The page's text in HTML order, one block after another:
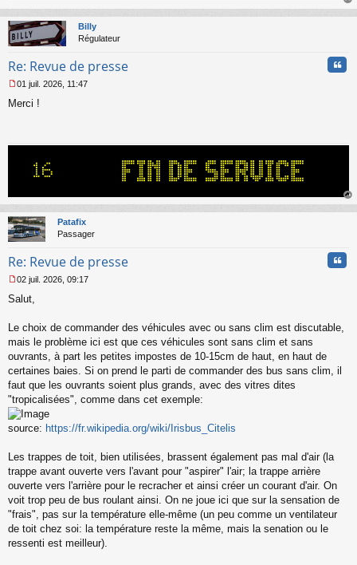
au
Billy
Régulateur
Re: Revue de presse
e
n
l
u
01 juil. 2026, 11:47
Merci !
au
Patafix
Passager
Re: Revue de presse
e
s
g
e
n
o
n
l
u
02 juil. 2026, 09:17
Salut,
Le choix de commander des véhicules avec ou sans clim est discutable,
mais le problème ici est que ces véhicules sont sans clim et sans
ouvrants, à part les petites impostes de 10-15cm de haut, en haut de
certaines baies. Si on prend le parti de commander des bus sans clim, il
faut que les ouvrants soient plus grands, avec des vitres dites
"tropicalisées", comme dans cet exemple:
source: https://fr.wikipedia.org/wiki/Irisbus_Citelis
Les trappes de toit, bien utilisées, brassent également pas mal d'air (la
trappe avant ouverte vers l'avant pour "aspirer" l'air; la trappe arrière
ouverte vers l'arrière pour le recracher et ainsi créer un courant d'air. On
voit trop peu de bus roulant ainsi. On ne joue ici que sur la sensation de
"frais", pas sur la température elle-même (un peu comme un ventilateur
de toit chez soi: la température reste la même, mais la senation ou le
ressenti est meilleur).